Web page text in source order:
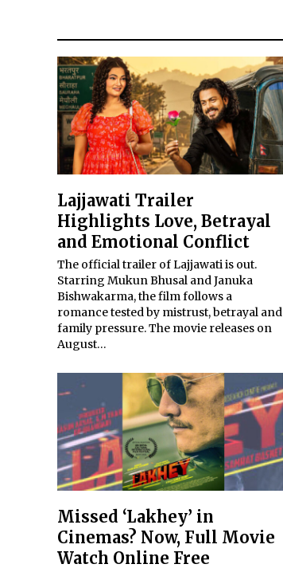
Lajjawati Trailer
Highlights Love, Betrayal
and Emotional Conflict
The official trailer of Lajjawati is out.
Starring Mukun Bhusal and Januka
Bishwakarma, the film follows a
romance tested by mistrust, betrayal and
family pressure. The movie releases on
August…
Missed ‘Lakhey’ in
Cinemas? Now, Full Movie
Watch Online Free